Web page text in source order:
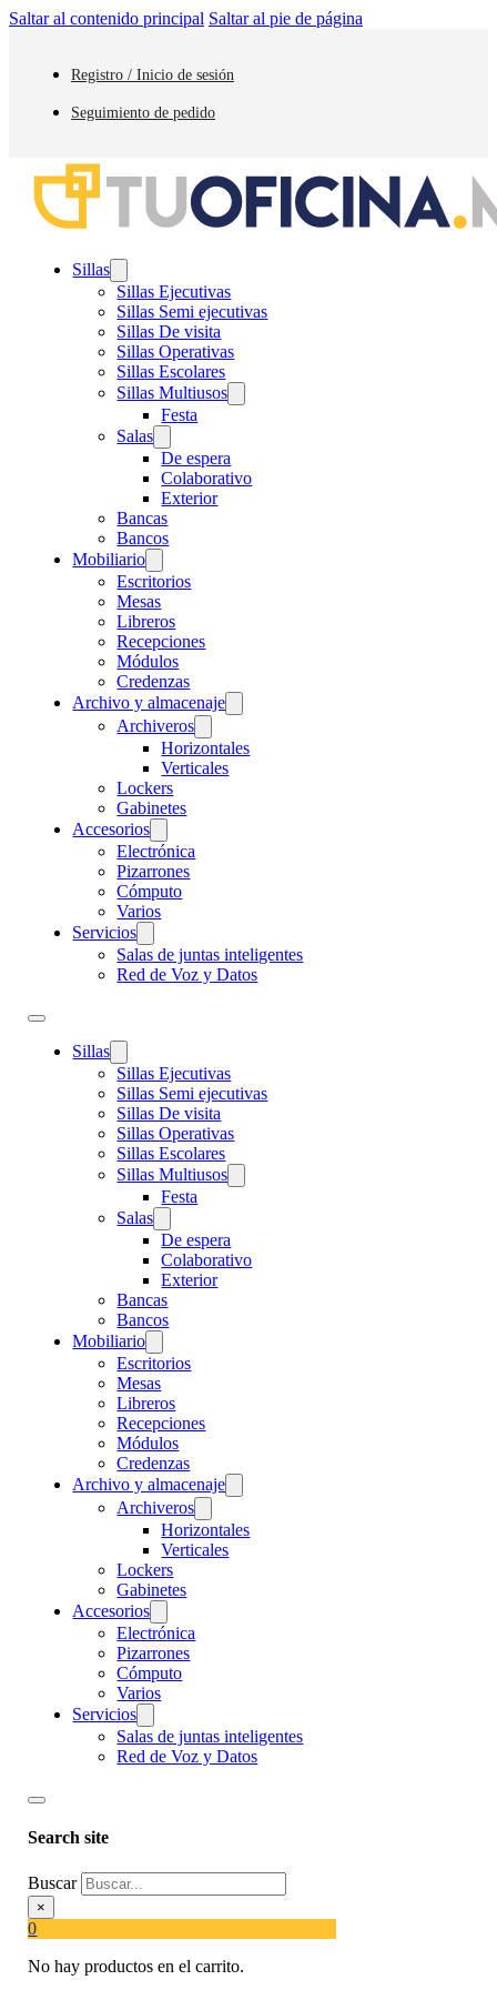
Saltar al contenido principal Saltar al pie de página
Registro / Inicio de sesión
Seguimiento de pedido
Sillas
Sillas Ejecutivas
Sillas Semi ejecutivas
Sillas De visita
Sillas Operativas
Sillas Escolares
Sillas Multiusos
Festa
Salas
De espera
Colaborativo
Exterior
Bancas
Bancos
Mobiliario
Escritorios
Mesas
Libreros
Recepciones
Módulos
Credenzas
Archivo y almacenaje
Archiveros
Horizontales
Verticales
Lockers
Gabinetes
Accesorios
Electrónica
Pizarrones
Cómputo
Varios
Servicios
Salas de juntas inteligentes
Red de Voz y Datos
Sillas
Sillas Ejecutivas
Sillas Semi ejecutivas
Sillas De visita
Sillas Operativas
Sillas Escolares
Sillas Multiusos
Festa
Salas
De espera
Colaborativo
Exterior
Bancas
Bancos
Mobiliario
Escritorios
Mesas
Libreros
Recepciones
Módulos
Credenzas
Archivo y almacenaje
Archiveros
Horizontales
Verticales
Lockers
Gabinetes
Accesorios
Electrónica
Pizarrones
Cómputo
Varios
Servicios
Salas de juntas inteligentes
Red de Voz y Datos
Search site
Buscar
×
0
No hay productos en el carrito.